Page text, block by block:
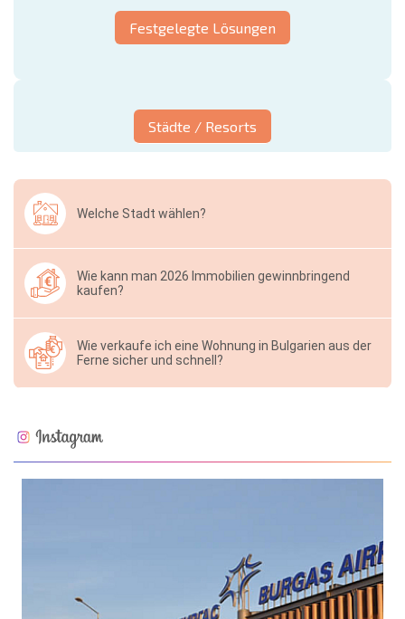
Festgelegte Lösungen
Städte / Resorts
Welche Stadt wählen?
Wie kann man 2026 Immobilien gewinnbringend
kaufen?
Wie verkaufe ich eine Wohnung in Bulgarien aus der
Ferne sicher und schnell?